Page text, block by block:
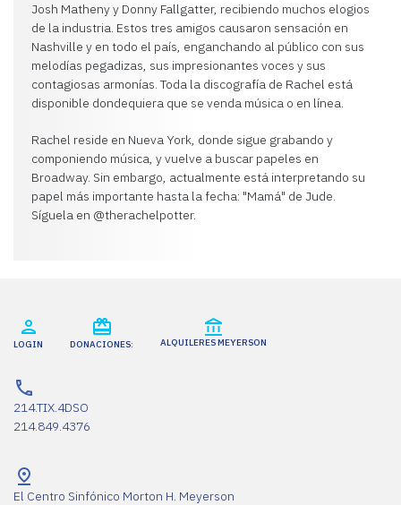
Josh Matheny y Donny Fallgatter, recibiendo muchos elogios
de la industria. Estos tres amigos causaron sensación en
Nashville y en todo el país, enganchando al público con sus
melodías pegadizas, sus impresionantes voces y sus
contagiosas armonías. Toda la discografía de Rachel está
disponible dondequiera que se venda música o en línea.
Rachel reside en Nueva York, donde sigue grabando y
componiendo música, y vuelve a buscar papeles en
Broadway. Sin embargo, actualmente está interpretando su
papel más importante hasta la fecha: "Mamá" de Jude.
Síguela en @therachelpotter.
LOGIN DONACIONES: ALQUILERES MEYERSON
214.TIX.4DSO
214.849.4376
El Centro Sinfónico Morton H. Meyerson